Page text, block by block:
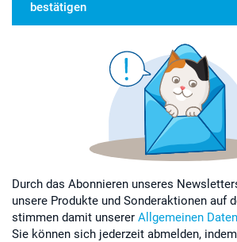
bestätigen
Durch das Abonnieren unseres
unsere Produkte und Sonderaktionen auf
stimmen damit unserer Allgemeinen
Sie können sich jederzeit abmelden,